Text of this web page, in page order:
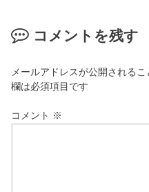
コメントを残す
メールアドレスが公開されるこ
欄は必須項目です
コメント ※